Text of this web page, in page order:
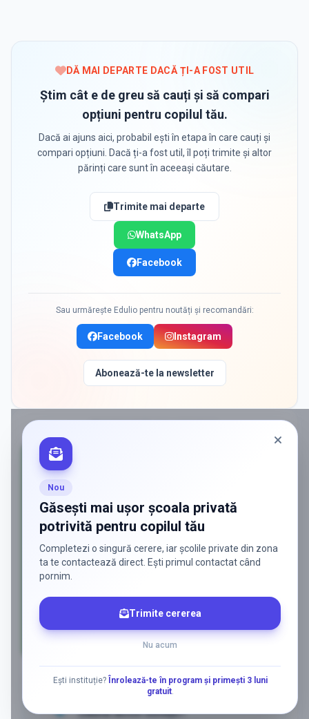
DĂ MAI DEPARTE DACĂ ȚI-A FOST UTIL
Știm cât e de greu să cauți și să compari
opțiuni pentru copilul tău.
Dacă ai ajuns aici, probabil ești în etapa în care cauți și
compari opțiuni. Dacă ți-a fost util, îl poți trimite și altor
părinți care sunt în aceeași căutare.
Trimite mai departe
WhatsApp
Facebook
Sau urmărește Edulio pentru noutăți și recomandări:
Facebook Instagram
Abonează-te la newsletter
Nou
Găsești mai ușor școala privată
potrivită pentru copilul tău
Completezi o singură cerere, iar școlile private din zona
ta te contactează direct. Ești primul contactat când
pornim.
Trimite cererea
Nu acum
Ești instituție?
Înrolează-te în program și primești 3 luni
gratuit.
Vrei să ajungi la părinții care
caută activ soluții?